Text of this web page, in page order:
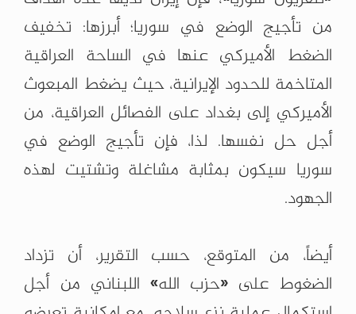
من تأجيج الوضع في سوريا؛ أبرزها: تخفيف
الضغط الأميركي عنها في الساحة العراقية
المتاخمة للحدود الإيرانية، حيث يضغط المبعوث
الأميركي إلى بغداد على الفصائل العراقية، من
أجل حل نفسها. لذا، فإن تأجيج الوضع في
سوريا سيكون بمثابة مشاغلة وتشتيت لهذه
الجهود.
أيضاً، من المتوقع، حسب التقرير، أن تزداد
الضغوط على «حزب الله» اللبناني من أجل